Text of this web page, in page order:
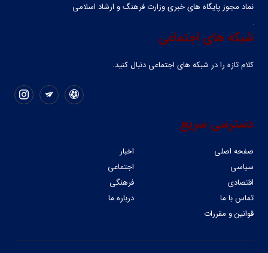
نماد مجوز پایگاه های خبری وزارت فرهنگ و ارشاد اسلامی
شبکه های اجتماعی
کلام تازه را در شبکه ‌های اجتماعی دنبال کنید.
دسترسی سریع
صفحه اصلی
اخبار
سیاسی
اجتماعی
اقتصادی
فرهنگی
تماس با ما
درباره ما
قوانین و مقررات